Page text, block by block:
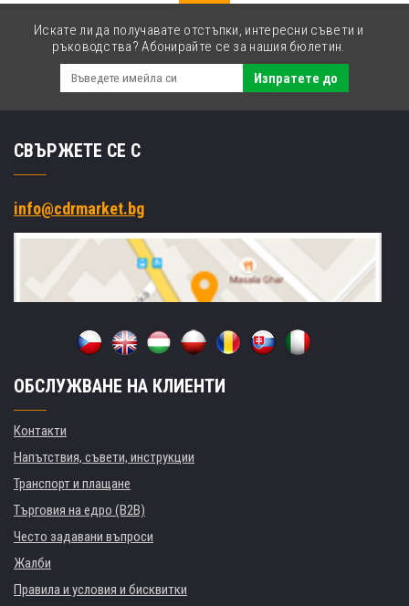
Искате ли да получавате отстъпки, интересни съвети и
ръководства? Абонирайте се за нашия бюлетин.
Изпратете до
СВЪРЖЕТЕ СЕ С
info@cdrmarket.bg
ОБСЛУЖВАНЕ НА КЛИЕНТИ
Контакти
Напътствия, съвети, инструкции
Транспорт и плащане
Търговия на едро (B2B)
Често задавани въпроси
Жалби
Правила и условия и бисквитки